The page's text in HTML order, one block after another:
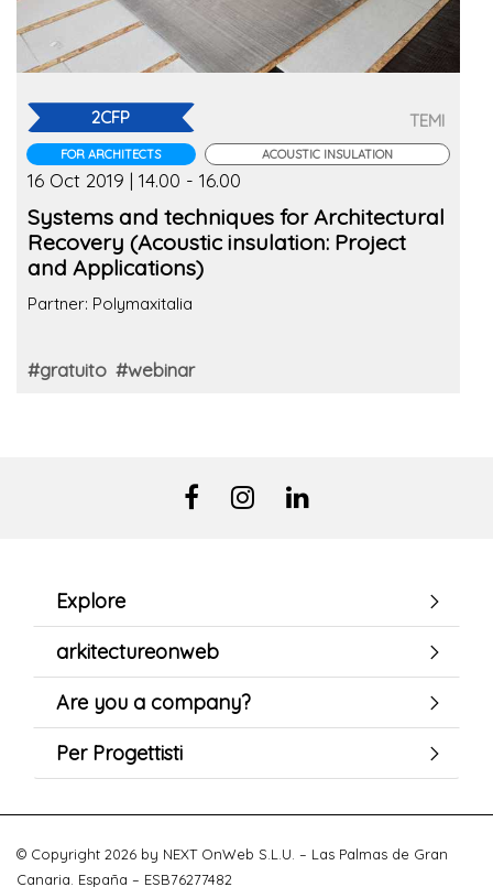
2CFP
FOR ARCHITECTS
TEMI
ACOUSTIC INSULATION
16 Oct 2019 | 14.00 - 16.00
Systems and techniques for Architectural
Recovery (Acoustic insulation: Project
and Applications)
Partner: Polymaxitalia
#gratuito #webinar
Explore
arkitectureonweb
Are you a company?
Per Progettisti
© Copyright 2026 by NEXT OnWeb S.L.U. – Las Palmas de Gran
Canaria. España – ESB76277482